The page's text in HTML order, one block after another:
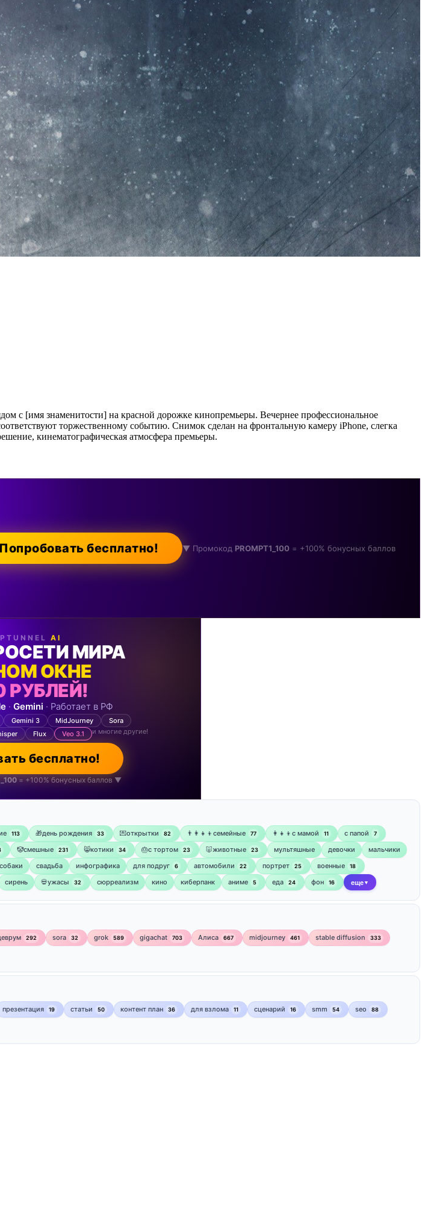
с [имя знаменитости] на красной дорожке кинопремьеры. Вечернее профессиональное
торжественному событию. Снимок сделан на фронтальную камеру iPhone, слегка
кинематографическая атмосфера премьеры.
Попробовать бесплатно! ▼ Промокод PROMPT1_100 = +100% бонусных баллов
AI
МИРА
ОКНЕ
РУБЛЕЙ!
· Gemini · Работает в РФ
Gemini 3 MidJourney
Sora
Flux Veo 3.1 и многие другие!
бесплатно!
= +100% бонусных баллов ▼
113 🎁день рождения 33 💌открытки 82 👨‍👩‍👧‍👦семейные 77 👩‍👧‍👦с мамой 11 ‍с папой 7
🤡смешные 231 😸котики 34 🎂с тортом 23 🐷животные 23 мультяшные девочки
мальчики
собаки свадьба инфографика для подруг 6 автомобили 22 портрет 25 военные 18
сирень 💀ужасы 32 сюрреализм кино киберпанк аниме 5 еда 24 фон 16 еще ▼
292 sora 32 grok 589 gigachat 703 Алиса 667 midjourney 461 stable diffusion 333
презентация 19 статьи 50 контент план 36 для взлома 11 сценарий 16 smm 54 seo 88